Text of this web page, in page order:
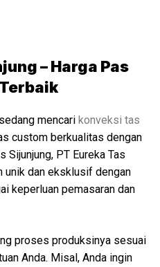
– Harga Pas
mencari konveksi tas
custom berkualitas dengan
Sijunjung, PT Eureka Tas
unik dan eksklusif dengan
keperluan pemasaran dan
proses produksinya sesuai
Anda. Misal, Anda ingin